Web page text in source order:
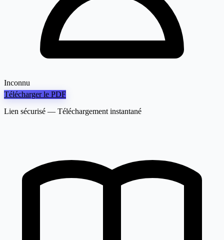
Inconnu
Télécharger le PDF
Lien sécurisé — Téléchargement instantané